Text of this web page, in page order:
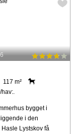
117 m²
hav:.
bygget i
i den
Lystskov få